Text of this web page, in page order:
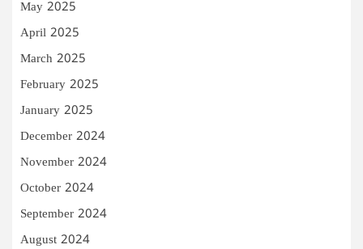
May 2025
April 2025
March 2025
February 2025
January 2025
December 2024
November 2024
October 2024
September 2024
August 2024